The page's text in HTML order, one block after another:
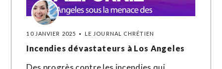
10 JANVIER 2025 LE JOURNAL CHRÉTIEN
Incendies dévastateurs à Los Angeles